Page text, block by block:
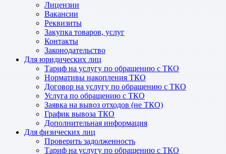
Лицензии
Вакансии
Реквизиты
Закупка товаров, услуг
Контакты
Законодательство
Для юридических лиц
Тариф на услугу по обращению с ТКО
Нормативы накопления ТКО
Договор на услугу по обращению с ТКО
Услуга по обращению с ТКО
Заявка на вывоз отходов (не ТКО)
График вывоза ТКО
Дополнительная информация
Для физических лиц
Проверить задолженность
Тариф на услугу по обращению с ТКО